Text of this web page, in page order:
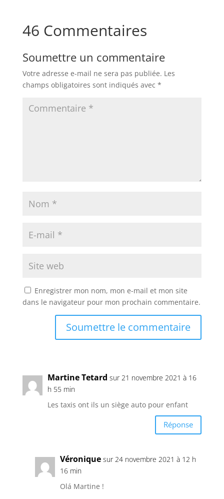
46 Commentaires
Soumettre un commentaire
Votre adresse e-mail ne sera pas publiée. Les
champs obligatoires sont indiqués avec *
Enregistrer mon nom, mon e-mail et mon site
dans le navigateur pour mon prochain commentaire.
Soumettre le commentaire
Martine Tetard sur 21 novembre 2021 à 16
h 55 min
Les taxis ont ils un siège auto pour enfant
Réponse
Véronique sur 24 novembre 2021 à 12 h
16 min
Olá Martine !